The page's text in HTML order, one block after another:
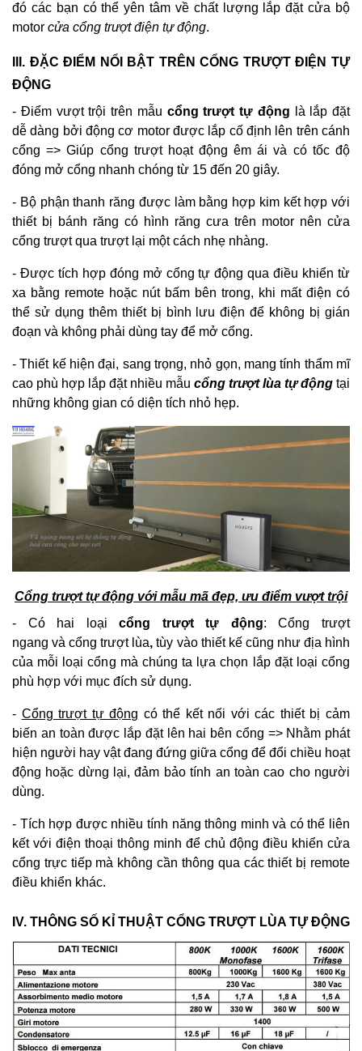
đó các bạn có thể yên tâm về chất lượng lắp đặt cửa bộ
motor cửa cổng trượt điện tự động.
III. ĐẶC ĐIỂM NỔI BẬT TRÊN CỔNG TRƯỢT ĐIỆN TỰ
ĐỘNG
- Điểm vượt trội trên mẫu cổng trượt tự động là lắp đặt
dễ dàng bởi động cơ motor được lắp cố định lên trên cánh
cổng => Giúp cổng trượt hoạt động êm ái và có tốc độ
đóng mở cổng nhanh chóng từ 15 đến 20 giây.
- Bộ phận thanh răng được làm bằng hợp kim kết hợp với
thiết bị bánh răng có hình răng cưa trên motor nên cửa
cổng trượt qua trượt lại một cách nhẹ nhàng.
- Được tích hợp đóng mở cổng tự động qua điều khiển từ
xa bằng remote hoặc nút bấm bên trong, khi mất điện có
thể sử dụng thêm thiết bị bình lưu điện để không bị gián
đoạn và không phải dùng tay để mở cổng.
- Thiết kế hiện đại, sang trọng, nhỏ gọn, mang tính thẩm mĩ
cao phù hợp lắp đặt nhiều mẫu cổng trượt lùa tự động tại
những không gian có diện tích nhỏ hẹp.
Cổng trượt tự động với mẫu mã đẹp, ưu điểm vượt trội
- Có hai loạicổng trượt tự động: Cổng trượt
ngang và cổng trượt lùa, tùy vào thiết kế cũng như địa hình
của mỗi loại cổng mà chúng ta lựa chọn lắp đặt loại cổng
phù hợp với mục đích sử dụng.
- Cổng trượt tự động có thể kết nối với các thiết bị cảm
biến an toàn được lắp đặt lên hai bên cổng => Nhằm phát
hiện người hay vật đang đứng giữa cổng để đổi chiều hoạt
động hoặc dừng lại, đảm bảo tính an toàn cao cho người
dùng.
- Tích hợp được nhiều tính năng thông minh và có thể liên
kết với điện thoại thông minh để chủ động điều khiển cửa
cổng trực tiếp mà không cần thông qua các thiết bị remote
điều khiển khác.
IV. THÔNG SỐ KỈ THUẬT CỔNG TRƯỢT LÙA TỰ ĐỘNG